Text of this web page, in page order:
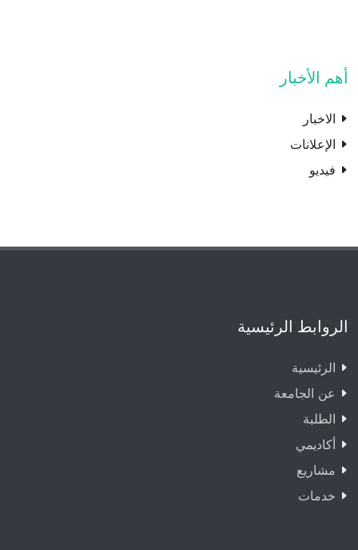
أهم الأخبار
الاخبار
الإعلانات
فيديو
الروابط الرئيسية
الرئيسية
عن الجامعة
الطلبة
أكاديمي
مشاريع
خدمات